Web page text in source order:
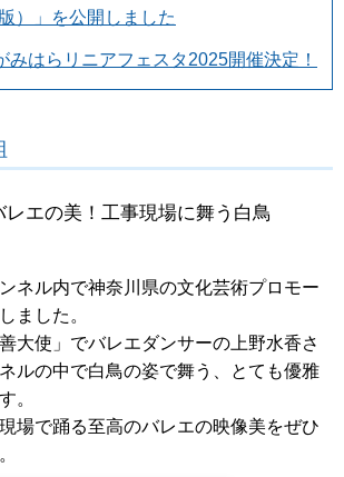
）」を公開しました
みはらリニアフェスタ2025開催決定！
エの美！工事現場に舞う白鳥
ネル内で神奈川県の文化芸術プロモー
ました。
大使」でバレエダンサーの上野水香さ
ルの中で白鳥の姿で舞う、とても優雅
。
場で踊る至高のバレエの映像美をぜひ